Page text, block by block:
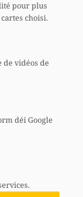
pour plus
choisi.
de vidéos de
déi Google